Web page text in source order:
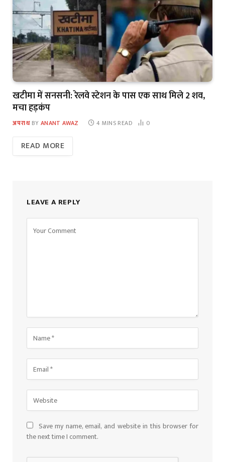
खटीमा में सनसनी: रेलवे स्टेशन के पास एक साथ मिले 2 शव,
मचा हड़कंप
अपराध BY ANANT AWAZ 4 MINS READ 0
READ MORE
LEAVE A REPLY
Save my name, email, and website in this browser for
the next time I comment.